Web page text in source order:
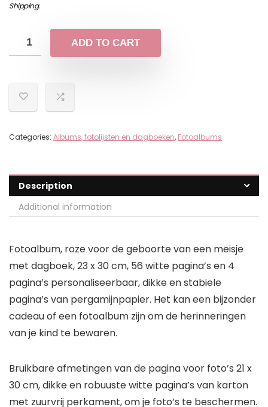
Shipping.
ADD TO CART
Categories: Albums, fotolijsten en dagboeken, Fotoalbums
Description
Additional information
Fotoalbum, roze voor de geboorte van een meisje
met dagboek, 23 x 30 cm, 56 witte pagina’s en 4
pagina’s personaliseerbaar, dikke en stabiele
pagina’s van pergamijnpapier. Het kan een bijzonder
cadeau of een fotoalbum zijn om de herinneringen
van je kind te bewaren.
Bruikbare afmetingen van de pagina voor foto’s 21 x
30 cm, dikke en robuuste witte pagina’s van karton
met zuurvrij perkament, om je foto’s te beschermen.